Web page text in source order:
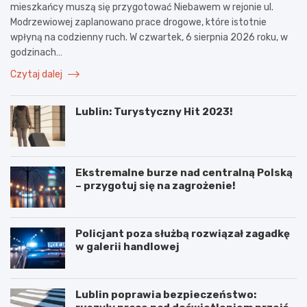
mieszkańcy muszą się przygotować Niebawem w rejonie ul.
Modrzewiowej zaplanowano prace drogowe, które istotnie
wpłyną na codzienny ruch. W czwartek, 6 sierpnia 2026 roku, w
godzinach…
Czytaj dalej
Lublin: Turystyczny Hit 2023!
Ekstremalne burze nad centralną Polską
– przygotuj się na zagrożenie!
Policjant poza służbą rozwiązał zagadkę
w galerii handlowej
Lublin poprawia bezpieczeństwo: